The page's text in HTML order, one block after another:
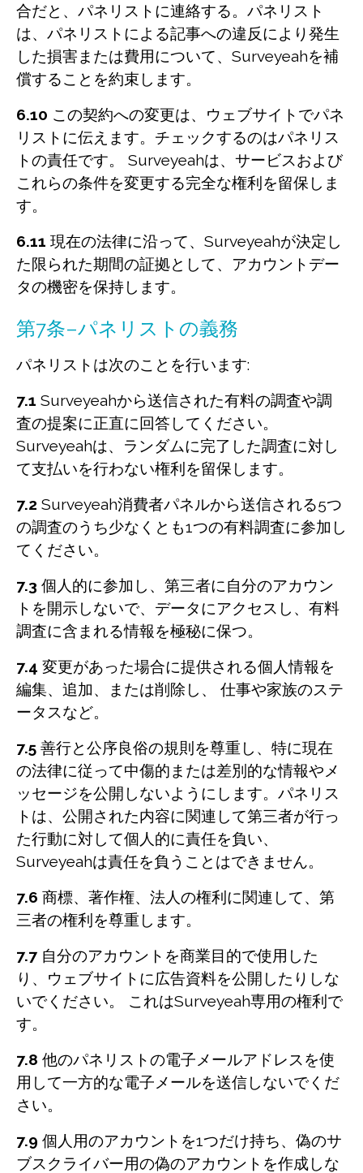
合だと、パネリストに連絡する。パネリスト
は、パネリストによる記事への違反により発生
した損害または費用について、Surveyeahを補
償することを約束します。
6.10 この契約への変更は、ウェブサイトでパネ
リストに伝えます。チェックするのはパネリス
トの責任です。 Surveyeahは、サービスおよび
これらの条件を変更する完全な権利を留保しま
す。
6.11 現在の法律に沿って、Surveyeahが決定し
た限られた期間の証拠として、アカウントデー
タの機密を保持します。
第7条–パネリストの義務
パネリストは次のことを行います:
7.1 Surveyeahから送信された有料の調査や調
査の提案に正直に回答してください。
Surveyeahは、ランダムに完了した調査に対し
て支払いを行わない権利を留保します。
7.2 Surveyeah消費者パネルから送信される5つ
の調査のうち少なくとも1つの有料調査に参加し
てください。
7.3 個人的に参加し、第三者に自分のアカウン
トを開示しないで、データにアクセスし、有料
調査に含まれる情報を極秘に保つ。
7.4 変更があった場合に提供される個人情報を
編集、追加、または削除し、 仕事や家族のステ
ータスなど。
7.5 善行と公序良俗の規則を尊重し、特に現在
の法律に従って中傷的または差別的な情報やメ
ッセージを公開しないようにします。パネリス
トは、公開された内容に関連して第三者が行っ
た行動に対して個人的に責任を負い、
Surveyeahは責任を負うことはできません。
7.6 商標、著作権、法人の権利に関連して、第
三者の権利を尊重します。
7.7 自分のアカウントを商業目的で使用した
り、ウェブサイトに広告資料を公開したりしな
いでください。 これはSurveyeah専用の権利で
す。
7.8 他のパネリストの電子メールアドレスを使
用して一方的な電子メールを送信しないでくだ
さい。
7.9 個人用のアカウントを1つだけ持ち、偽のサ
ブスクライバー用の偽のアカウントを作成しな